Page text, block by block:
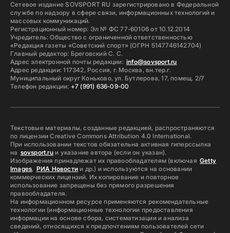
Сетевое издание SOVSPORT RU зарегистрировано в Федеральной
службе по надзору в сфере связи, информационных технологий и
массовых коммуникаций.
Регистрационный номер: Эл № ФС 77-60106 от 10.12.2014
Учредитель: Общество с ограниченной ответственностью
«Редакция газеты «Советский спорт» (ОГРН 5147746142704)
Главный редактор: Бреговский С. С.
Адрес электронной почты редакции: info@sovsport.ru
Адрес редакции: 117342, Россия, г. Москва, вн.тер.г.
Муниципальный округ Коньково, ул. Бутлерова, 17, помещ. 2/7
Телефон редакции: +7 (991) 636-09-00
Текстовые материалы, созданные редакцией, распространяются
по лицензии Creative Commons Attribution 4.0 International.
При использовании текстов обязательна активная гиперссылка
на sovsport.ruи указание автора (если он указан).
Изображения принадлежат их правообладателям (включая Getty
Images, РИА Новостии др.) и используются на основании
коммерческих лицензий. Их копирование и повторное
использование запрещены без прямого разрешения
правообладателя.
На информационном ресурсе применяются рекомендательные
технологии (информационные технологии предоставления
информации на основе сбора, систематизации и анализа
сведений, относящихся к предпочтениям пользователей сети